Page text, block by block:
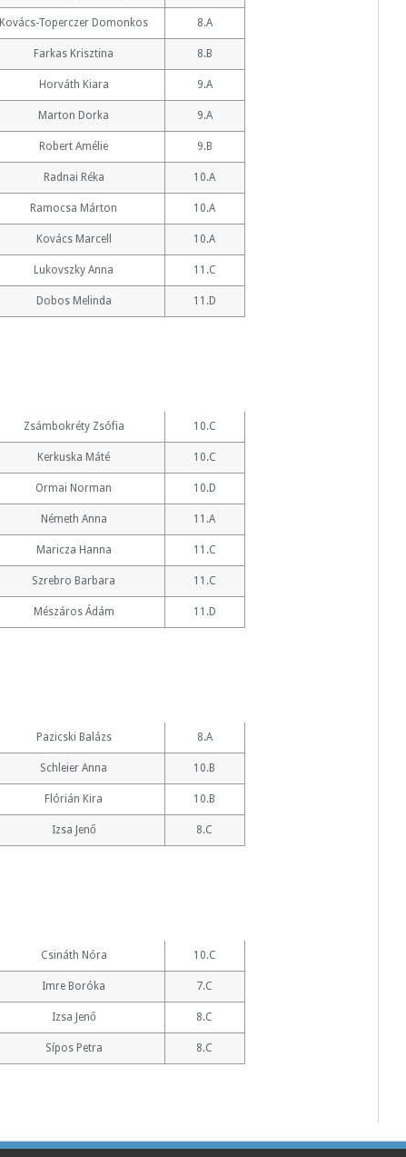
Kovács-Toperczer Domonkos 8.A
Farkas Krisztina 8.B
Horváth Kiara 9.A
Marton Dorka 9.A
Robert Amélie 9.B
Radnai Réka 10.A
Ramocsa Márton 10.A
Kovács Marcell 10.A
Lukovszky Anna 11.C
Dobos Melinda 11.D
Zsámbokréty Zsófia 10.C
Kerkuska Máté 10.C
Ormai Norman 10.D
Németh Anna 11.A
Maricza Hanna 11.C
Szrebro Barbara 11.C
Mészáros Ádám 11.D
Pazicski Balázs 8.A
Schleier Anna 10.B
Flórián Kira 10.B
Izsa Jenő 8.C
Csináth Nóra 10.C
Imre Boróka 7.C
Izsa Jenő 8.C
Sípos Petra 8.C